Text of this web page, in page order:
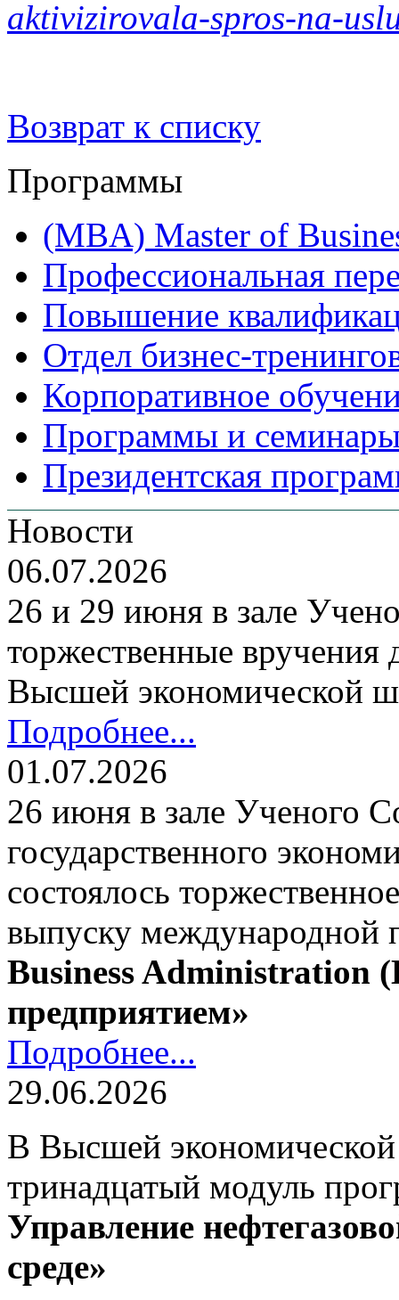
aktivizirovala-spros-na-
Возврат к списку
Программы
(MBA) Master of
Профессиональная
Повышение
Отдел бизнес-
Корпоративное
Программы и
Президентская
Новости
06.07.2026
26 и 29 июня в зале
торжественные
Высшей экономической
Подробнее...
01.07.2026
26 июня в зале Ученого
государственного
состоялось
выпуску
Business Administration
предприятием»
Подробнее...
29.06.2026
В Высшей
тринадцатый модуль
Управление
среде»